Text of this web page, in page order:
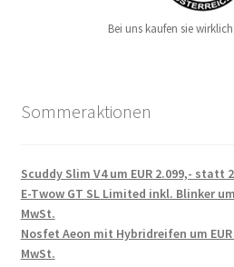
Bei uns kaufen sie
Sommeraktionen
Scuddy Slim V4 um EUR 2.099,- statt
E-Twow GT SL Limited inkl. Blinker
MwSt.
Nosfet Aeon mit Hybridreifen um
MwSt.